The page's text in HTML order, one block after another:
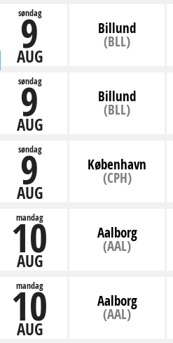
søndag
9
AUG
Billund
(BLL)
søndag
9
AUG
Billund
(BLL)
søndag
9
AUG
København
(CPH)
mandag
10
AUG
Aalborg
(AAL)
mandag
10
AUG
Aalborg
(AAL)